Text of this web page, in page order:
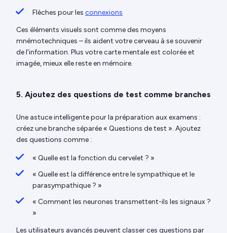
Flèches pour les connexions
Ces éléments visuels sont comme des moyens
mnémotechniques – ils aident votre cerveau à se souvenir
de l'information. Plus votre carte mentale est colorée et
imagée, mieux elle reste en mémoire.
5. Ajoutez des questions de test comme branches
Une astuce intelligente pour la préparation aux examens :
créez une branche séparée « Questions de test ». Ajoutez
des questions comme :
« Quelle est la fonction du cervelet ? »
« Quelle est la différence entre le sympathique et le
parasympathique ? »
« Comment les neurones transmettent-ils les signaux ?
»
Les utilisateurs avancés peuvent classer ces questions par